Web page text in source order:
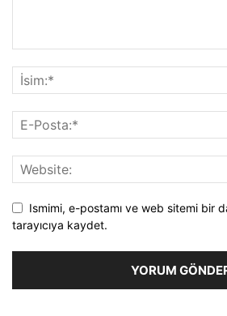
Ismimi, e-postamı ve web sitemi bir
tarayıcıya kaydet.